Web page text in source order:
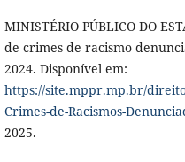
MINISTÉRIO PÚBLICO DO
de crimes de racismo
2024. Disponível em:
https://site.mppr.mp.br/
Crimes-de-Racismos-
2025.